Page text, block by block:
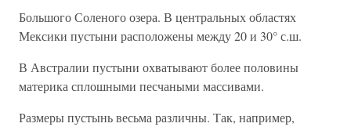
Большого Соленого озера. В центральных областях
Мексики пустыни расположены между 20 и 30° с.ш.
В Австралии пустыни охватывают более половины
материка сплошными песчаными массивами.
Размеры пустынь весьма различны. Так, например,